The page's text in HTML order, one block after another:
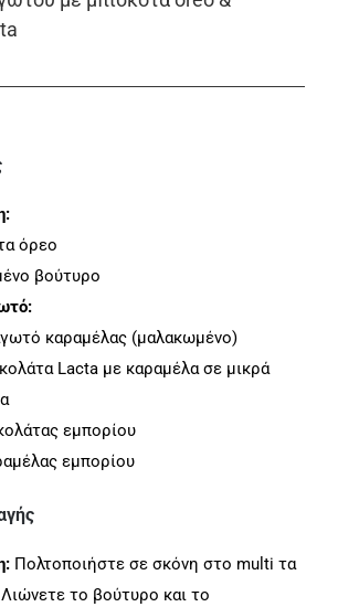
όρεο
βούτυρο
καραμέλας (μαλακωμένο)
Lacta με καραμέλα σε μικρά
εμπορίου
εμπορίου
Πολτοποιήστε σε σκόνη στο multi τα
το βούτυρο και το